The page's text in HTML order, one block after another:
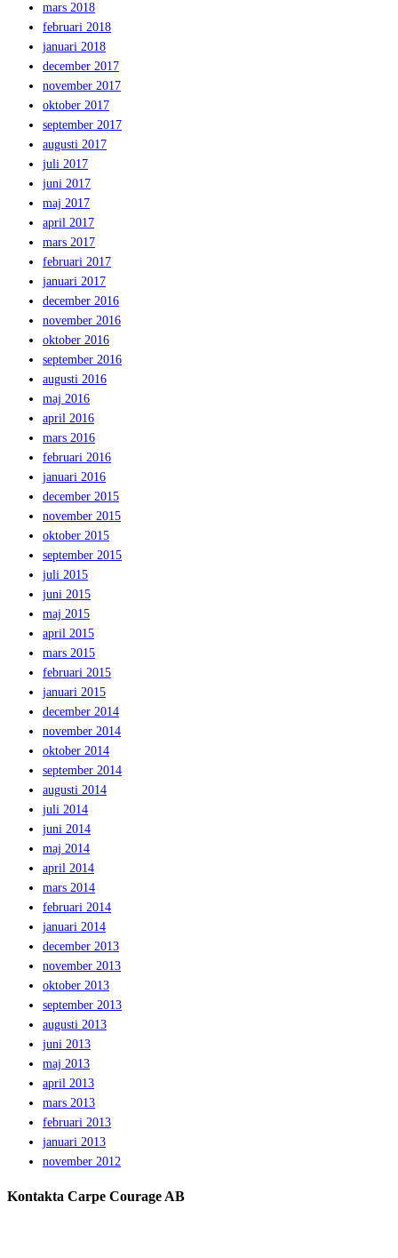
mars 2018
februari 2018
januari 2018
december 2017
november 2017
oktober 2017
september 2017
augusti 2017
juli 2017
juni 2017
maj 2017
april 2017
mars 2017
februari 2017
januari 2017
december 2016
november 2016
oktober 2016
september 2016
augusti 2016
maj 2016
april 2016
mars 2016
februari 2016
januari 2016
december 2015
november 2015
oktober 2015
september 2015
juli 2015
juni 2015
maj 2015
april 2015
mars 2015
februari 2015
januari 2015
december 2014
november 2014
oktober 2014
september 2014
augusti 2014
juli 2014
juni 2014
maj 2014
april 2014
mars 2014
februari 2014
januari 2014
december 2013
november 2013
oktober 2013
september 2013
augusti 2013
juni 2013
maj 2013
april 2013
mars 2013
februari 2013
januari 2013
november 2012
Kontakta Carpe Courage AB